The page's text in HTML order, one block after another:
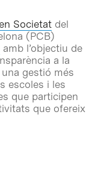
Societatdel
(PCB)
amb l’objectiu de
a la
gestió més
escoles i les
que participen
que ofereix